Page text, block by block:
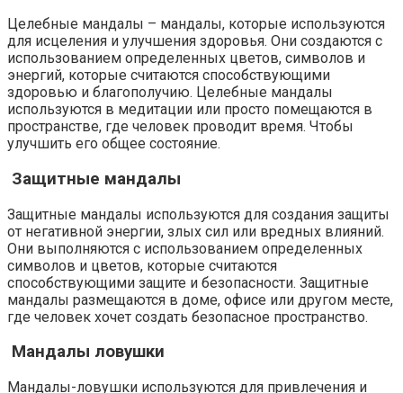
Целебные мандалы – мандалы, которые используются
для исцеления и улучшения здоровья. Они создаются с
использованием определенных цветов, символов и
энергий, которые считаются способствующими
здоровью и благополучию. Целебные мандалы
используются в медитации или просто помещаются в
пространстве, где человек проводит время. Чтобы
улучшить его общее состояние.
Защитные мандалы
Защитные мандалы используются для создания защиты
от негативной энергии, злых сил или вредных влияний.
Они выполняются с использованием определенных
символов и цветов, которые считаются
способствующими защите и безопасности. Защитные
мандалы размещаются в доме, офисе или другом месте,
где человек хочет создать безопасное пространство.
Мандалы ловушки
Мандалы-ловушки используются для привлечения и